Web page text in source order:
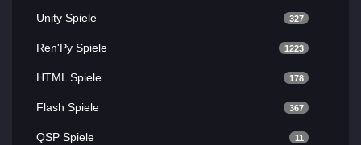
Unity Spiele 327
Ren'Py Spiele 1223
HTML Spiele 178
Flash Spiele 367
QSP Spiele 11